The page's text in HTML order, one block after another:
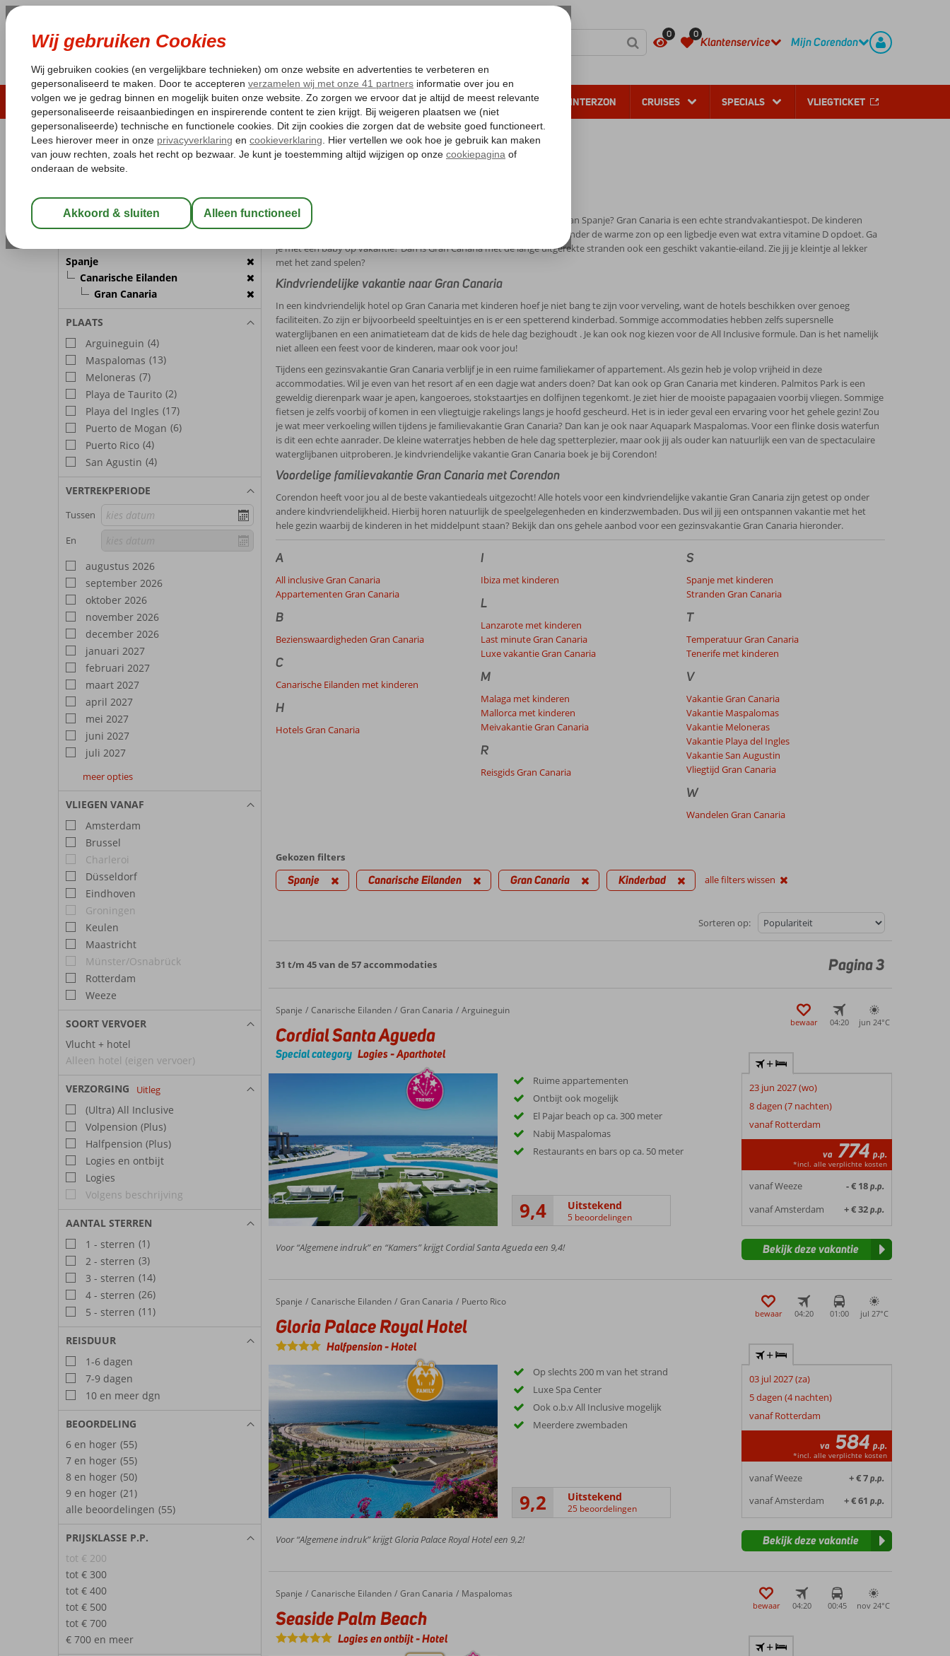
0 0
Klantenservice Mijn Corendon
LAST MINUTE ZOMER 2026 ZONVAKANTIE VERRE REIZEN ALL INCLUSIVE WINTERZON CRUISES SPECIALS VLIEGTICKET
Pakketgarantie Laagsteprijsgarantie* Gratis annuleren*
REISGEZELSCHAP
Wijzig Reisgezelschap
Spanje
Canarische Eilanden
Gran Canaria
PLAATS
Arguineguin (4)
Maspalomas (13)
Meloneras (7)
Playa de Taurito (2)
Playa del Ingles (17)
Puerto de Mogan (6)
Puerto Rico (4)
San Agustin (4)
VERTREKPERIODE
Tussen
En
augustus 2026
september 2026
oktober 2026
november 2026
december 2026
januari 2027
februari 2027
maart 2027
april 2027
mei 2027
juni 2027
juli 2027
augustus
2027
september
2027
oktober
2027
meer opties
VLIEGEN VANAF
Amsterdam
Brussel
Charleroi
Düsseldorf
Eindhoven
Groningen
Keulen
Maastricht
Münster/Osnabrück
Rotterdam
Weeze
SOORT VERVOER
Vlucht + hotel
Alleen hotel (eigen vervoer)
VERZORGING Uitleg
(Ultra) All Inclusive
Volpension (Plus)
Halfpension (Plus)
Logies en ontbijt
Logies
Volgens beschrijving
AANTAL STERREN
1 - sterren (1)
2 - sterren (3)
3 - sterren (14)
4 - sterren (26)
5 - sterren (11)
REISDUUR
1-6 dagen
7-9 dagen
10 en meer dgn
BEOORDELING
6 en hoger (55)
7 en hoger (55)
8 en hoger (50)
9 en hoger (21)
alle beoordelingen (55)
PRIJSKLASSE P.P.
tot € 200
tot € 300
tot € 400
tot € 500
tot € 700
€ 700 en meer
Gran Canaria met kinderen
Ga jij er lekker tussenuit met het hele gezin op het populairste eiland van Spanje? Gran Canaria is een echte strandvakantiespot. De kinderen
kunnen lekker in de zee spetteren en in de golven duiken wanneer jij onder de warme zon op een ligbedje even wat extra vitamine D opdoet. Ga
je met een baby op vakantie? Dan is Gran Canaria met de lange uitgerekte stranden ook een geschikt vakantie-eiland. Zie jij je kleintje al lekker
met het zand spelen?
Kindvriendelijke vakantie naar Gran Canaria
In een kindvriendelijk hotel op Gran Canaria met kinderen hoef je niet bang te zijn voor verveling, want de hotels beschikken over genoeg
faciliteiten. Zo zijn er bijvoorbeeld speeltuintjes en is er een spetterend kinderbad. Sommige accommodaties hebben zelfs supersnelle
waterglijbanen en een animatieteam dat de kids de hele dag bezighoudt . Je kan ook nog kiezen voor de All Inclusive formule. Dan is het namelijk
niet alleen een feest voor de kinderen, maar ook voor jou!
Tijdens een gezinsvakantie Gran Canaria verblijf je in een ruime familiekamer of appartement. Als gezin heb je volop vrijheid in deze
accommodaties. Wil je even van het resort af en een dagje wat anders doen? Dat kan ook op Gran Canaria met kinderen. Palmitos Park is een
geweldig dierenpark waar je apen, kangoeroes, stokstaartjes en dolfijnen tegenkomt. Je ziet hier de mooiste papagaaien voorbij vliegen. Sommige
fietsen je zelfs voorbij of komen in een vliegtuigje rakelings langs je hoofd gescheurd. Het is in ieder geval een ervaring voor het gehele gezin! Zou
je wat meer verkoeling willen tijdens je familievakantie Gran Canaria? Dan kan je ook naar Aquapark Maspalomas. Voor een flinke dosis waterfun
is dit een echte aanrader. De kleine waterratjes hebben de hele dag spetterplezier, maar ook jij als ouder kan natuurlijk een van de spectaculaire
waterglijbanen uitproberen. Je kindvriendelijke vakantie Gran Canaria boek je bij Corendon!
Voordelige familievakantie Gran Canaria met Corendon
Corendon heeft voor jou al de beste vakantiedeals uitgezocht! Alle hotels voor een kindvriendelijke vakantie Gran Canaria zijn getest op onder
andere kindvriendelijkheid. Hierbij horen natuurlijk de speelgelegenheden en kinderzwembaden. Dus wil jij een ontspannen vakantie met het
hele gezin waarbij de kinderen in het middelpunt staan? Bekijk dan ons gehele aanbod voor een gezinsvakantie Gran Canaria hieronder.
A
All inclusive Gran Canaria
Appartementen Gran Canaria
B
Bezienswaardigheden Gran Canaria
C
Canarische Eilanden met kinderen
H
Hotels Gran Canaria
I
Ibiza met kinderen
L
Lanzarote met kinderen
Last minute Gran Canaria
Luxe vakantie Gran Canaria
M
Malaga met kinderen
Mallorca met kinderen
Meivakantie Gran Canaria
R
Reisgids Gran Canaria
S
Spanje met kinderen
Stranden Gran Canaria
T
Temperatuur Gran Canaria
Tenerife met kinderen
V
Vakantie Gran Canaria
Vakantie Maspalomas
Vakantie Meloneras
Vakantie Playa del Ingles
Vakantie San Augustin
Vliegtijd Gran Canaria
W
Wandelen Gran Canaria
Gekozen filters
Spanje Canarische Eilanden Gran Canaria Kinderbad alle filters wissen
Sorteren op:
31 t/m 45 van de 57 accommodaties Pagina 3
Home
Spanje Canarische Eilanden Gran Canaria Arguineguin
Cordial Santa Agueda
Cordial Santa Agueda
Special category Logies-Aparthotel
bewaar 04:20 jun 24°C
Ruime appartementen
Ontbijt ook mogelijk
El Pajar beach op ca. 300 meter
Nabij Maspalomas
Restaurants en bars op ca. 50 meter
9,4 Uitstekend
5 beoordelingen
+
23 jun 2027 (wo)
8 dagen (7 nachten)
vanaf Rotterdam
va 774 p.p.
*incl. alle verplichte kosten
vanaf Weeze - € 18p.p.
vanaf Amsterdam + € 32p.p.
Voor “Algemene indruk” en “Kamers” krijgt Cordial Santa Agueda een 9,4! Bekijk deze vakantie
Home
Spanje Canarische Eilanden Gran Canaria Puerto Rico
Gloria Palace Royal Hotel
Gloria Palace Royal Hotel
Halfpension-Hotel
bewaar 04:20 01:00 jul 27°C
Op slechts 200 m van het strand
Luxe Spa Center
Ook o.b.v All Inclusive mogelijk
Meerdere zwembaden
9,2 Uitstekend
25 beoordelingen
+
03 jul 2027 (za)
5 dagen (4 nachten)
vanaf Rotterdam
va 584 p.p.
*incl. alle verplichte kosten
vanaf Weeze + € 7p.p.
vanaf Amsterdam + € 61 p.p.
Voor “Algemene indruk” krijgt Gloria Palace Royal Hotel een 9,2! Bekijk deze vakantie
Home
Spanje Canarische Eilanden Gran Canaria Maspalomas
Seaside Palm Beach
Seaside Palm Beach
Logies en ontbijt-Hotel
bewaar 04:20 00:45 nov 24°C
+